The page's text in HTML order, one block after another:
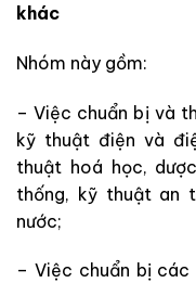
khác
Nhóm này gồm:
– Việc chuẩn bị và
kỹ thuật điện và
thuật hoá học,
thống, kỹ thuật an
nước;
– Việc chuẩn bị